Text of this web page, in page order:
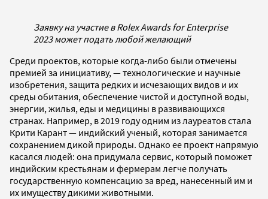
Заявку на участие в Rolex Awards for Enterprise
2023 может подать любой желающий
Среди проектов, которые когда-либо были отмечены
премией за инициативу, — технологические и научные
изобретения, защита редких и исчезающих видов и их
среды обитания, обеспечение чистой и доступной воды,
энергии, жилья, еды и медицины в развивающихся
странах. Например, в 2019 году одним из лауреатов стала
Крити Карант — индийский ученый, которая занимается
сохранением дикой природы. Однако ее проект напрямую
касался людей: она придумала сервис, который поможет
индийским крестьянам и фермерам легче получать
государственную компенсацию за вред, нанесенный им и
их имуществу дикими животными.